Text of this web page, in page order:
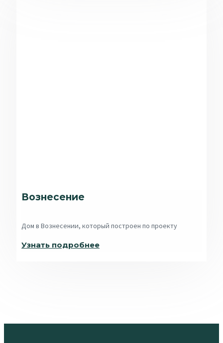
Вознесение
Дом в Вознесении, который построен по проекту
Узнать подробнее​